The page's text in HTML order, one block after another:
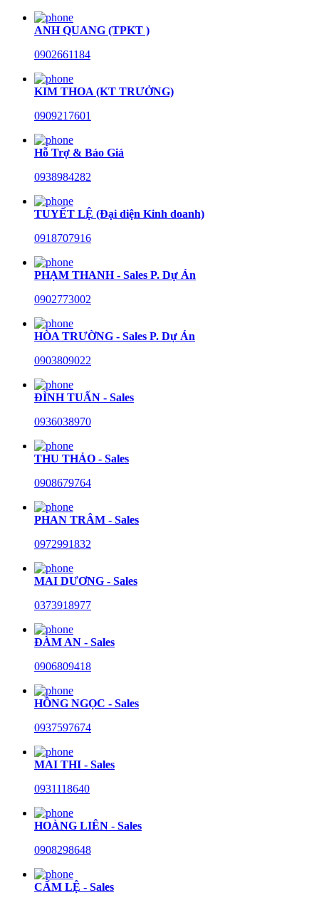
ANH QUANG (TPKT )
0902661184
KIM THOA (KT TRƯỞNG)
0909217601
Hỗ Trợ & Báo Giá
0938984282
TUYẾT LỆ (Đại diện Kinh doanh)
0918707916
PHẠM THANH - Sales P. Dự Án
0902773002
HÒA TRƯỜNG - Sales P. Dự Án
0903809022
ĐÌNH TUẤN - Sales
0936038970
THU THẢO - Sales
0908679764
PHAN TRÂM - Sales
0972991832
MAI DƯƠNG - Sales
0373918977
ĐÀM AN - Sales
0906809418
HỒNG NGỌC - Sales
0937597674
MAI THI - Sales
0931118640
HOÀNG LIÊN - Sales
0908298648
CẨM LỆ - Sales